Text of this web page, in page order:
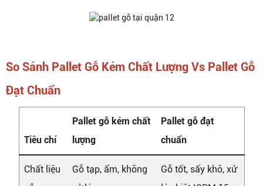
So Sánh Pallet Gỗ Kém Chất Lượng Vs Pallet Gỗ
Đạt Chuẩn
Tiêu chí
Pallet gỗ kém chất
lượng
Pallet gỗ đạt
chuẩn
Chất liệu
Gỗ tạp, ẩm, không
Gỗ tốt, sấy khô, xử